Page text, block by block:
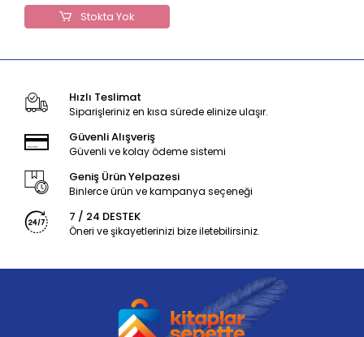
Stokta Yok
Hızlı Teslimat
Siparişleriniz en kısa sürede elinize ulaşır.
Güvenli Alışveriş
Güvenli ve kolay ödeme sistemi
Geniş Ürün Yelpazesi
Binlerce ürün ve kampanya seçeneği
7 / 24 DESTEK
Öneri ve şikayetlerinizi bize iletebilirsiniz.